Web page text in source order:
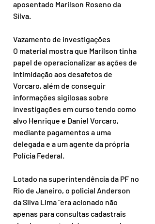
aposentado Marilson Roseno da
Silva.
Vazamento de investigações
O material mostra que Marilson tinha
papel de operacionalizar as ações de
intimidação aos desafetos de
Vorcaro, além de conseguir
informações sigilosas sobre
investigações em curso tendo como
alvo Henrique e Daniel Vorcaro,
mediante pagamentos a uma
delegada e a um agente da própria
Polícia Federal.
Lotado na superintendência da PF no
Rio de Janeiro, o policial Anderson
da Silva Lima “era acionado não
apenas para consultas cadastrais